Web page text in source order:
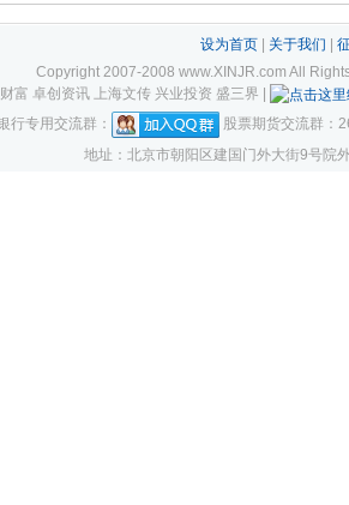
设为首页| 关于我们
Copyright 2007-2008 www.XINJR.com All
富 卓创资讯 上海文传 兴业投资 盛三界 |
行专用交流群：
股票期货交流群：
地址：北京市朝阳区建国门外大街9号院